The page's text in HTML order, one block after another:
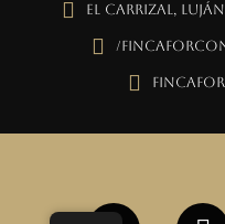
El Carrizal,
/